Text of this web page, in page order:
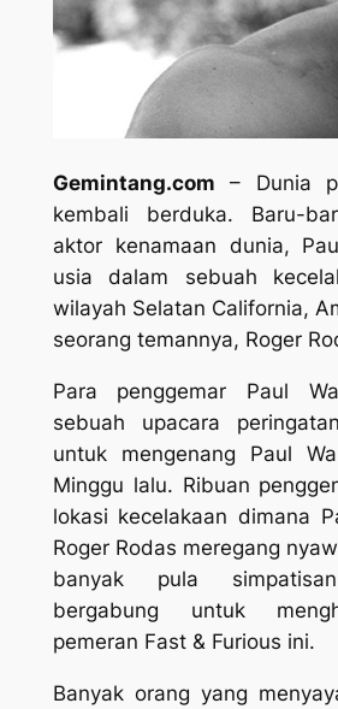
Gemintang.com – Dunia
kembali berduka. Baru-
aktor kenamaan dunia,
usia dalam sebuah
wilayah Selatan California,
seorang temannya, Roger
Para penggemar Paul
sebuah upacara
untuk mengenang Paul
Minggu lalu. Ribuan
lokasi kecelakaan dimana
Roger Rodas meregang
banyak pula
bergabung untuk
pemeran Fast & Furious ini.
Banyak orang yang